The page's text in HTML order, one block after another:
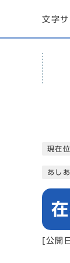
文字
現在
あし
[公開